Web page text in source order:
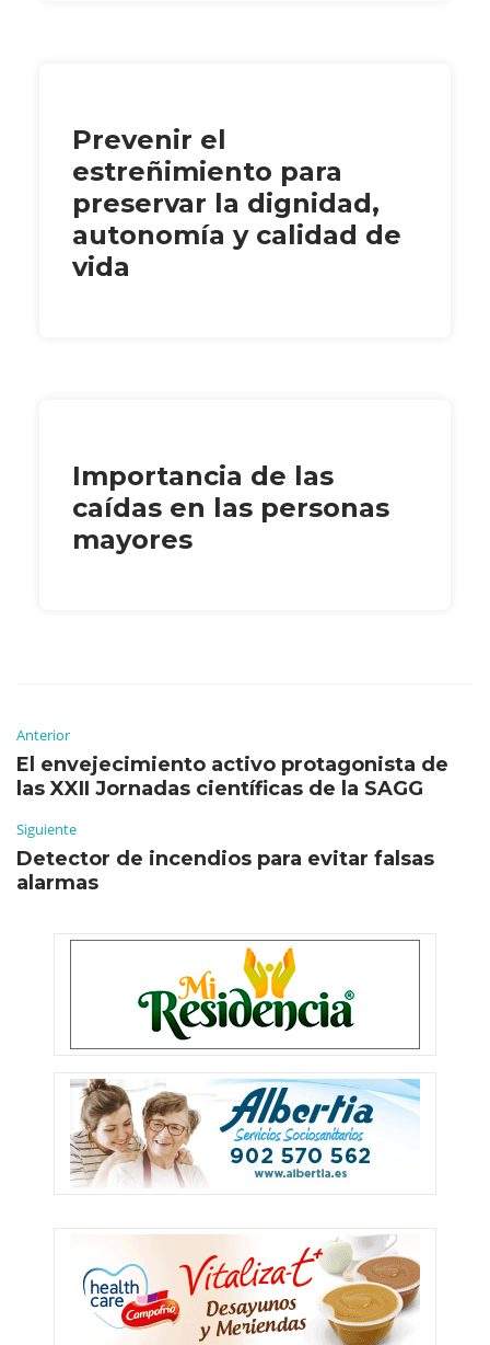
Prevenir el
estreñimiento para
preservar la dignidad,
autonomía y calidad de
vida
Importancia de las
caídas en las personas
mayores
Anterior
El envejecimiento activo protagonista de
las XXII Jornadas científicas de la SAGG
Siguiente
Detector de incendios para evitar falsas
alarmas